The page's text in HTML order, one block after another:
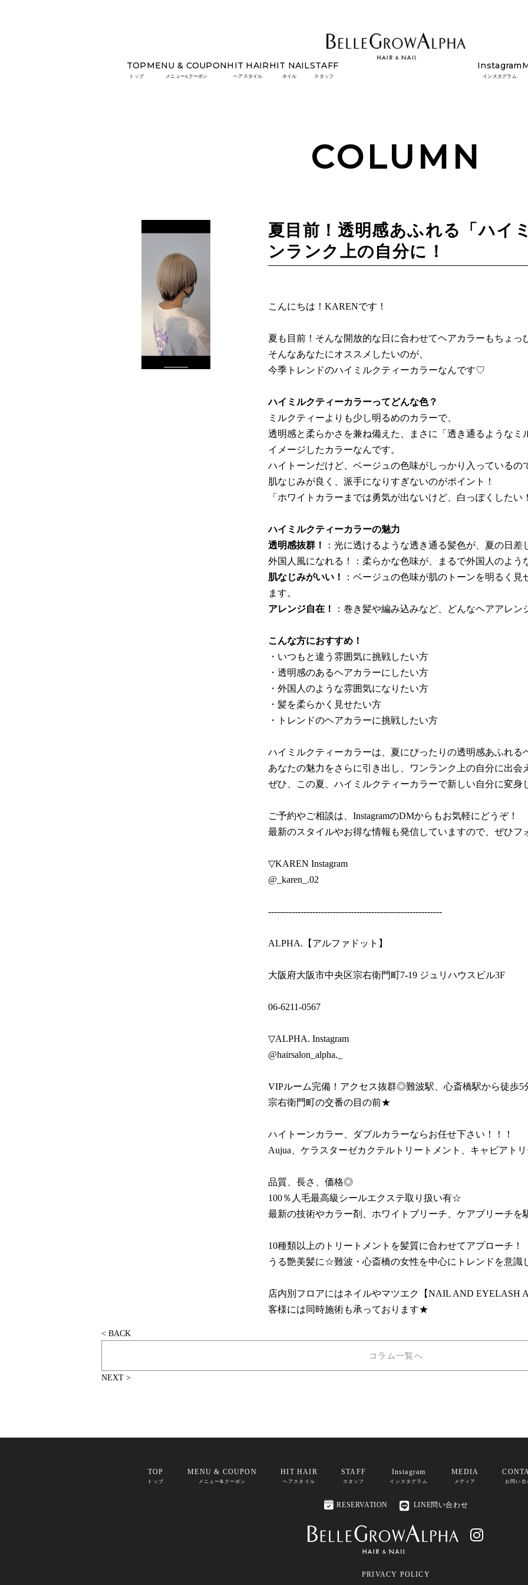
TOP
トップ
MENU & COUPON
メニュー&クーポン
HIT HAIR
ヘアスタイル
HIT NAIL
ネイル
STAFF
スタッフ
Instagram
インスタグラム
COLUMN 夏目前！透明感あふれる「ハイミルクティー」でワンランク上の自分に！
COLUMN
夏目前！透明感あふれる「ハイ
ンランク上の自分に！
こんにちは！KARENです！
夏も目前！そんな開放的な日に合わせてヘアカラーもちょっ
そんなあなたにオススメしたいのが、
今季トレンドのハイミルクティーカラーなんです♡
ハイミルクティーカラーってどんな色？
ミルクティーよりも少し明るめのカラーで、
透明感と柔らかさを兼ね備えた、まさに「透き通るようなミ
イメージしたカラーなんです。
ハイトーンだけど、ベージュの色味がしっかり入っているの
肌なじみが良く、派手になりすぎないのがポイント！
「ホワイトカラーまでは勇気が出ないけど、白っぽくしたい
ハイミルクティーカラーの魅力
透明感抜群！
：光に透けるような透き通る髪色が、夏の日差
外国人風になれる！：柔らかな色味が、まるで外国人のよう
肌なじみがいい！
：ベージュの色味が肌のトーンを明るく
ます。
アレンジ自在！
：巻き髪や編み込みなど、どんなヘアアレン
こんな方におすすめ！
・いつもと違う雰囲気に挑戦したい方
・透明感のあるヘアカラーにしたい方
・外国人のような雰囲気になりたい方
・髪を柔らかく見せたい方
・トレンドのヘアカラーに挑戦したい方
ハイミルクティーカラーは、夏にぴったりの透明感あふれる
あなたの魅力をさらに引き出し、ワンランク上の自分に出会
ぜひ、この夏、ハイミルクティーカラーで新しい自分に変身
ご予約やご相談は、InstagramのDMからもお気軽にどうぞ！
最新のスタイルやお得な情報も発信していますので、ぜひフ
▽KAREN Instagram
@_karen_.02
-----------------------------------------------------------
ALPHA.【アルファドット】
大阪府大阪市中央区宗右衛門町7-19 ジュリハウスビル3F
06-6211-0567
▽ALPHA. Instagram
@hairsalon_alpha._
VIPルーム完備！アクセス抜群◎難波駅、心斎橋駅から徒歩5
宗右衛門町の交番の目の前★
ハイトーンカラー、ダブルカラーならお任せ下さい！！！
Aujua、ケラスターゼカクテルトリートメント、キャビアト
品質、長さ、価格◎
100％人毛最高級シールエクステ取り扱い有☆
最新の技術やカラー剤、ホワイトブリーチ、ケアブリーチ
10種類以上のトリートメントを髪質に合わせてアプローチ！
うる艶美髪に☆難波・心斎橋の女性を中心にトレンドを意識
店内別フロアにはネイルやマツエク【NAIL AND EYELASH
客様には同時施術も承っております★
< BACK
コラム一覧へ
NEXT >
TOP
トップ
MENU & COUPON
メニュー&クーポン
HIT HAIR
ヘアスタイル
STAFF
スタッフ
Instagram
インスタグラム
MEDIA
メディア お問い合
 RESERVATION LINE問い合わせ

PRIVACY POLICY